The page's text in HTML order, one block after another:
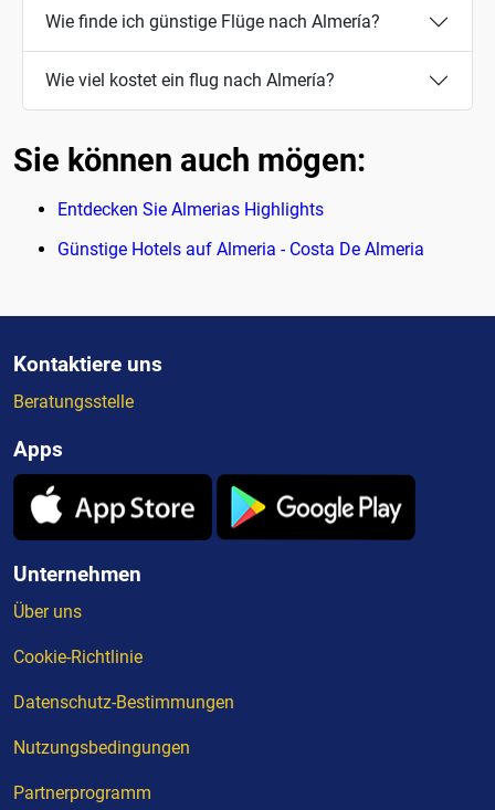
Wie finde ich günstige Flüge nach Almería?
Wie viel kostet ein flug nach Almería?
Sie können auch mögen:
Entdecken Sie Almerias Highlights
Günstige Hotels auf Almeria - Costa De Almeria
Kontaktiere uns
Beratungsstelle
Apps
Unternehmen
Über uns
Cookie-Richtlinie
Datenschutz-Bestimmungen
Nutzungsbedingungen
Partnerprogramm